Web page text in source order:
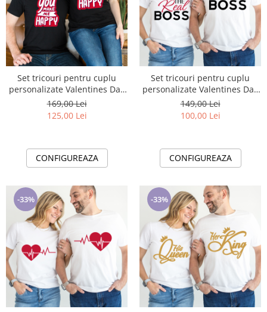
Set tricouri pentru cuplu
personalizate Valentines Day
VD2420
169,00 Lei
125,00 Lei
CONFIGUREAZA
Set tricouri pentru cuplu
personalizate Valentines Day
VD2421
149,00 Lei
100,00 Lei
CONFIGUREAZA
-33% -33%